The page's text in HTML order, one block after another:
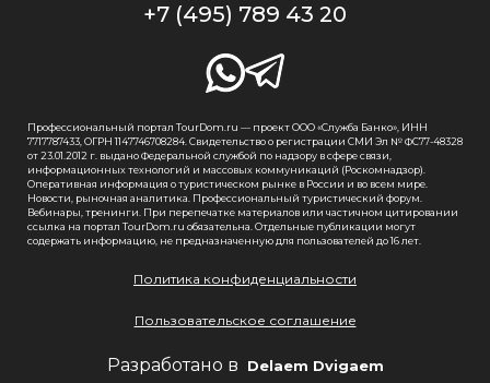
+7 (495) 789 43 20
Профессиональный портал TourDom.ru — проект ООО «Служба Банко», ИНН
7717787433, ОГРН 1147746708284. Свидетельство о регистрации СМИ Эл № ФС77-48328
от 23.01.2012 г. выдано Федеральной службой по надзору в сфере связи,
информационных технологий и массовых коммуникаций (Роскомнадзор).
Оперативная информация о туристическом рынке в России и во всем мире.
Новости, рыночная аналитика. Профессиональный туристический форум.
Вебинары, тренинги. При перепечатке материалов или частичном цитировании
ссылка на портал TourDom.ru обязательна. Отдельные публикации могут
содержать информацию, не предназначенную для пользователей до 16 лет.
Политика конфиденциальности
Пользовательское соглашение
Разработано в Delaem Dvigaem